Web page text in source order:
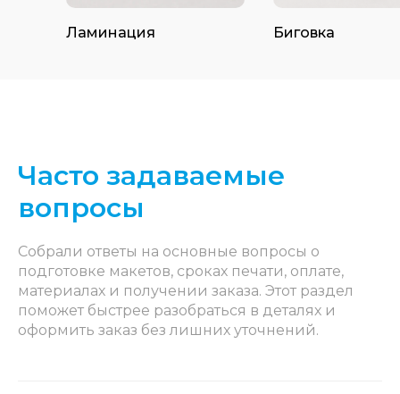
Ламинация Биговка
Часто задаваемые
вопросы
Собрали ответы на основные вопросы о
подготовке макетов, сроках печати, оплате,
материалах и получении заказа. Этот раздел
поможет быстрее разобраться в деталях и
оформить заказ без лишних уточнений.